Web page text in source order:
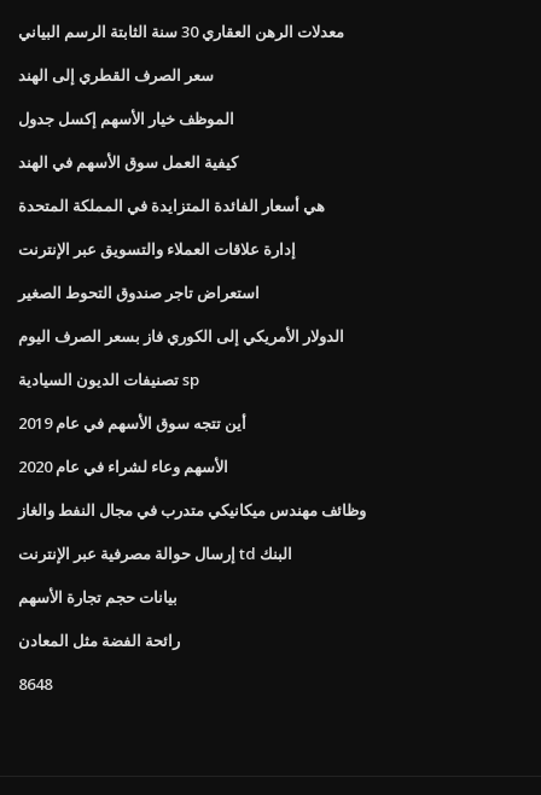
معدلات الرهن العقاري 30 سنة الثابتة الرسم البياني
سعر الصرف القطري إلى الهند
الموظف خيار الأسهم إكسل جدول
كيفية العمل سوق الأسهم في الهند
هي أسعار الفائدة المتزايدة في المملكة المتحدة
إدارة علاقات العملاء والتسويق عبر الإنترنت
استعراض تاجر صندوق التحوط الصغير
الدولار الأمريكي إلى الكوري فاز بسعر الصرف اليوم
تصنيفات الديون السيادية sp
أين تتجه سوق الأسهم في عام 2019
الأسهم وعاء لشراء في عام 2020
وظائف مهندس ميكانيكي متدرب في مجال النفط والغاز
إرسال حوالة مصرفية عبر الإنترنت td البنك
بيانات حجم تجارة الأسهم
رائحة الفضة مثل المعادن
8648